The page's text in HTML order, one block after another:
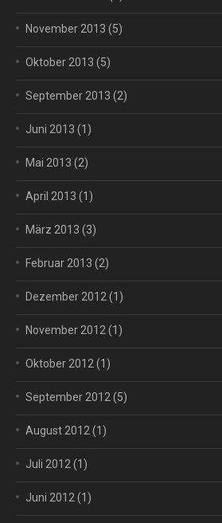
November 2013 (5)
Oktober 2013 (5)
September 2013 (2)
Juni 2013 (1)
Mai 2013 (2)
April 2013 (1)
März 2013 (3)
Februar 2013 (2)
Dezember 2012 (1)
November 2012 (1)
Oktober 2012 (1)
September 2012 (5)
August 2012 (1)
Juli 2012 (1)
Juni 2012 (1)